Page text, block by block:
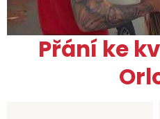
Přání ke